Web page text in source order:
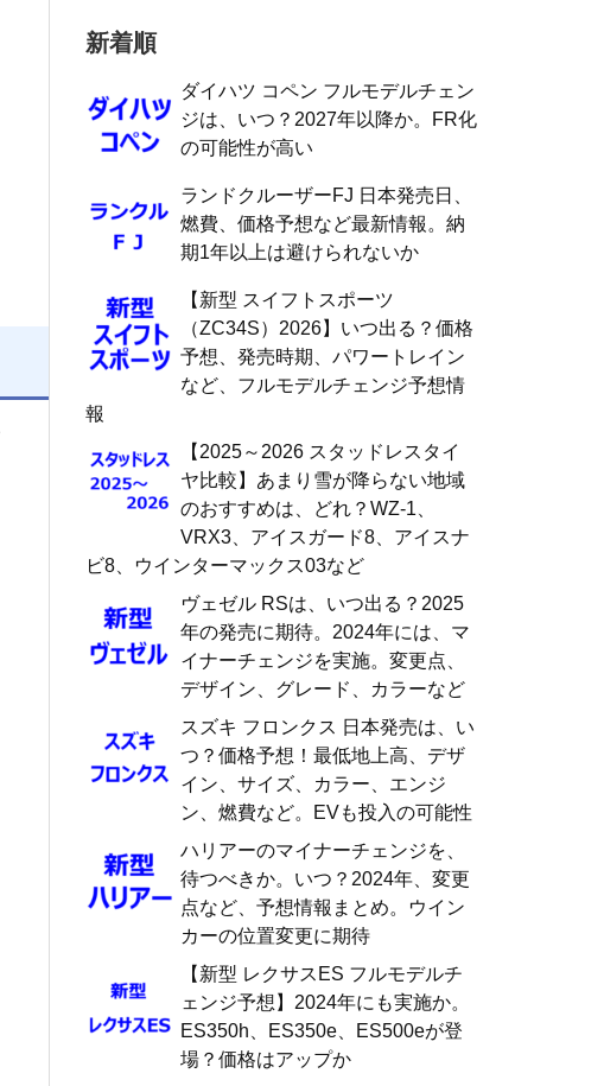
新着順
ダイハツ コペン フルモデルチェン
ジは、いつ？2027年以降か。FR化
の可能性が高い
ランドクルーザーFJ 日本発売日、
燃費、価格予想など最新情報。納
期1年以上は避けられないか
【新型 スイフトスポーツ
（ZC34S）2026】いつ出る？価格
予想、発売時期、パワートレイン
など、フルモデルチェンジ予想情
報
【2025～2026 スタッドレスタイ
ヤ比較】あまり雪が降らない地域
のおすすめは、どれ？WZ-1、
VRX3、アイスガード8、アイスナ
ビ8、ウインターマックス03など
ヴェゼル RSは、いつ出る？2025
年の発売に期待。2024年には、マ
イナーチェンジを実施。変更点、
デザイン、グレード、カラーなど
スズキ フロンクス 日本発売は、い
つ？価格予想！最低地上高、デザ
イン、サイズ、カラー、エンジ
ン、燃費など。EVも投入の可能性
ハリアーのマイナーチェンジを、
待つべきか。いつ？2024年、変更
点など、予想情報まとめ。ウイン
カーの位置変更に期待
【新型 レクサスES フルモデルチ
ェンジ予想】2024年にも実施か。
ES350h、ES350e、ES500eが登
場？価格はアップか